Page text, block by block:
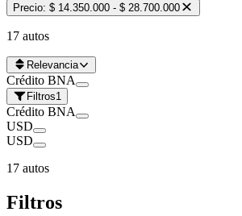
Precio: $ 14.350.000 - $ 28.700.000
17 autos
Relevancia
Crédito BNA
Filtros1
Crédito BNA
USD
USD
17 autos
Filtros